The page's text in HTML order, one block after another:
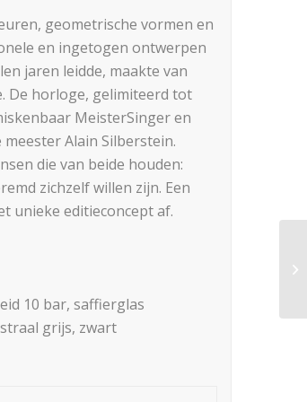
geometrische vormen en
en ingetogen ontwerpen
jaren leidde, maakte van
De horloge, gelimiteerd tot
MeisterSinger en
Alain Silberstein.
die van beide houden:
zichzelf willen zijn. Een
unieke editieconcept af.
10 bar, saffierglas
grijs, zwart